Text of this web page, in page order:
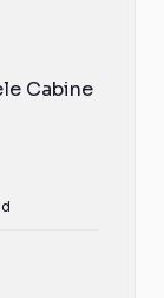
Cabine